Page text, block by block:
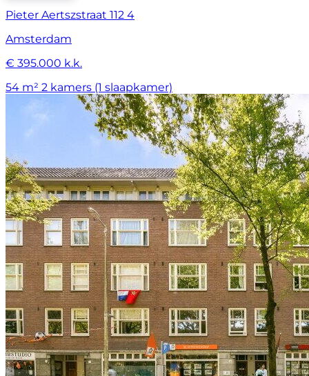
Pieter Aertszstraat 112 4
Amsterdam
€ 395.000 k.k.
54 m² 2 kamers (1 slaapkamer)